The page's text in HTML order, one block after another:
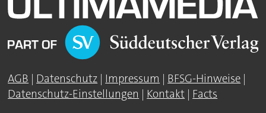
AGB | Datenschutz | Impressum | BFSG-Hinweise |
Datenschutz-Einstellungen | Kontakt | Facts